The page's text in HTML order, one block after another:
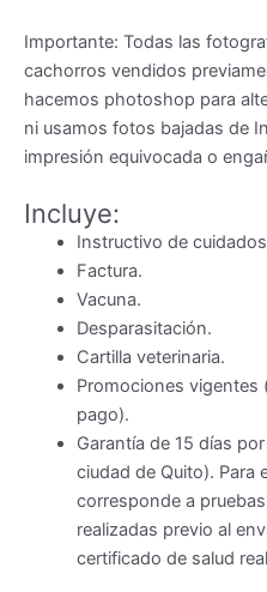
Importante: Todas las
cachorros vendidos
hacemos photoshop para
ni usamos fotos bajadas de
impresión equivocada o
Incluye:
Instructivo de
Factura.
Vacuna.
Desparasitación.
Cartilla veterinaria.
Promociones vigentes
pago).
Garantía de 15 días
ciudad de Quito). Para
corresponde a
realizadas previo al
certificado de salud